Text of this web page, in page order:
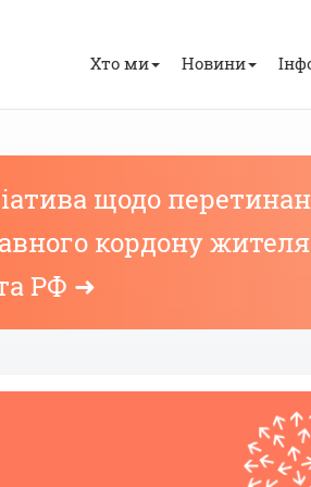
Хто ми Новини
щодо
кордону
РФ ➜